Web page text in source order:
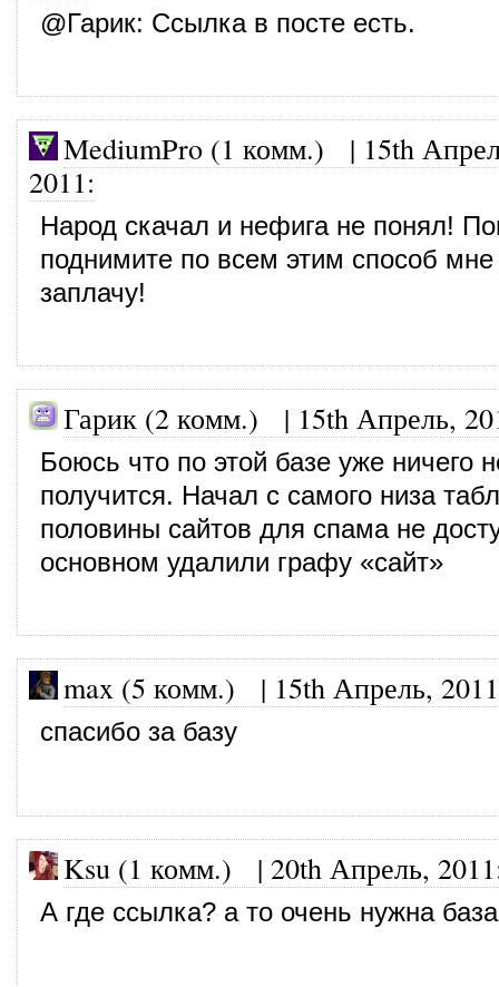
@Гарик: Ссылка в посте есть.
MediumPro (1 комм.) | 15th
2011:
Народ скачал и нефига не понял!
поднимите по всем этим способ
заплачу!
Гарик (2 комм.) | 15th Апрель,
Боюсь что по этой базе уже ничего
получится. Начал с самого низа
половины сайтов для спама не
основном удалили графу «сайт»
max (5 комм.) | 15th Апрель, 2011
спасибо за базу
Ksu (1 комм.) | 20th Апрель, 2011
А где ссылка? а то очень нужна